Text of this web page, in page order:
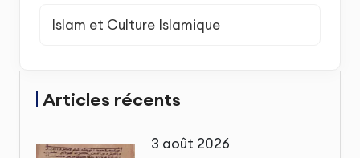
Islam et Culture Islamique
Articles récents
3 août 2026